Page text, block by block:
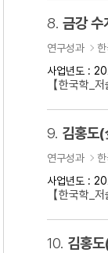
8. 금강 수
연구성과
사업년도 :
【한국학
9. 김홍도
연구성과
사업년도 :
【한국학_
10. 김홍